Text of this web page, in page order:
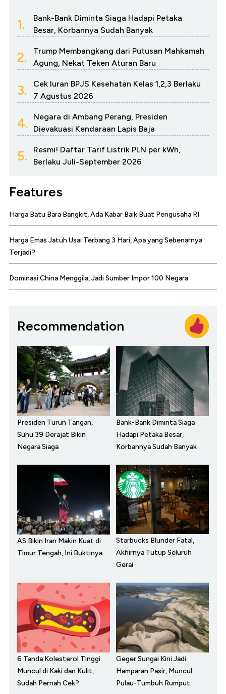
1.
Bank-Bank Diminta Siaga Hadapi Petaka
Besar, Korbannya Sudah Banyak
2.
Trump Membangkang dari Putusan Mahkamah
Agung, Nekat Teken Aturan Baru
3.
Cek Iuran BPJS Kesehatan Kelas 1,2,3 Berlaku
7 Agustus 2026
4.
Negara di Ambang Perang, Presiden
Dievakuasi Kendaraan Lapis Baja
5.
Resmi! Daftar Tarif Listrik PLN per kWh,
Berlaku Juli-September 2026
Features
Harga Batu Bara Bangkit, Ada Kabar Baik Buat Pengusaha RI
Harga Emas Jatuh Usai Terbang 3 Hari, Apa yang Sebenarnya
Terjadi?
Dominasi China Menggila, Jadi Sumber Impor 100 Negara
Recommendation
Presiden Turun Tangan,
Suhu 39 Derajat Bikin
Negara Siaga
Bank-Bank Diminta Siaga
Hadapi Petaka Besar,
Korbannya Sudah Banyak
AS Bikin Iran Makin Kuat di
Timur Tengah, Ini Buktinya
Starbucks Blunder Fatal,
Akhirnya Tutup Seluruh
Gerai
6 Tanda Kolesterol Tinggi
Muncul di Kaki dan Kulit,
Sudah Pernah Cek?
Geger Sungai Kini Jadi
Hamparan Pasir, Muncul
Pulau-Tumbuh Rumput